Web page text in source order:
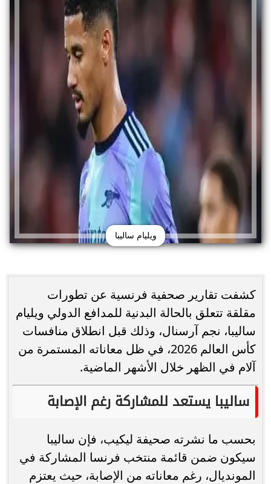
ويليام ساليبا
كشفت تقارير صحفية فرنسية عن تطورات
مقلقة تتعلق بالحالة البدنية للمدافع الدولي ويليام
ساليبا، نجم آرسنال، وذلك قبل انطلاق منافسات
كأس العالم 2026، في ظل معاناته المستمرة من
آلام في الظهر خلال الأشهر الماضية.
ساليبا يستعد للمشاركة رغم الإصابة
بحسب ما نشرته صحيفة ليكيب، فإن ساليبا
سيكون ضمن قائمة منتخب فرنسا المشاركة في
المونديال، رغم معاناته من الإصابة، حيث يعتزم